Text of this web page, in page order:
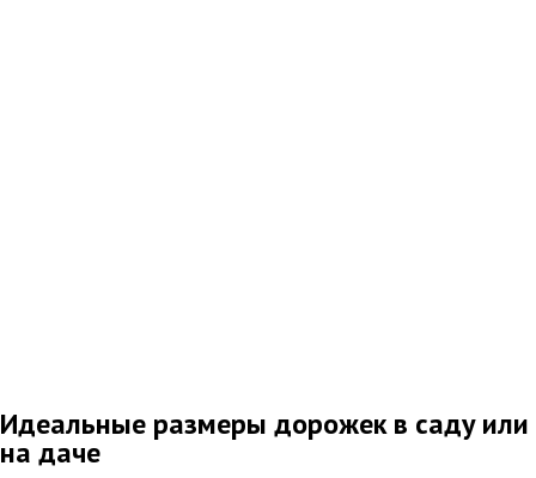
Идеальные размеры дорожек в саду или
на даче